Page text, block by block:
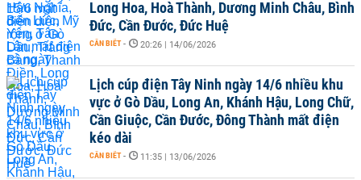
Long Hoa, Hoà Thành, Dương Minh Châu, Bình
Đức, Cần Đước, Đức Huệ
CẦN BIẾT - 20:26 | 14/06/2026
Lịch cúp điện Tây Ninh ngày 14/6 nhiều khu
vực ở Gò Dầu, Long An, Khánh Hậu, Long Chữ,
Cần Giuộc, Cần Đước, Đông Thành mất điện
kéo dài
CẦN BIẾT - 11:35 | 13/06/2026